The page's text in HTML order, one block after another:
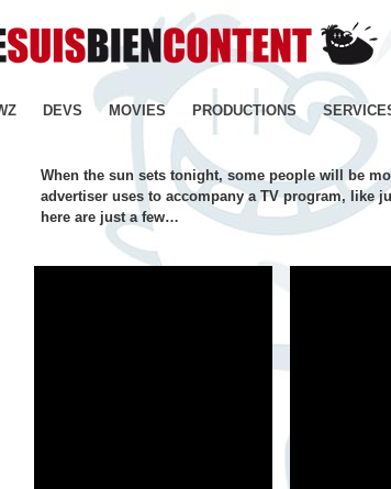
–
DEVS MOVIES PRODUCTIONS
When the sun sets tonight, some people will be
advertiser uses to accompany a TV program, like
here are just a few…